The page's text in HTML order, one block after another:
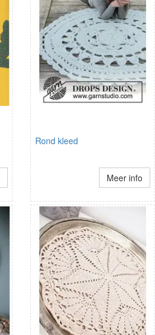
Rond kleed
Meer info